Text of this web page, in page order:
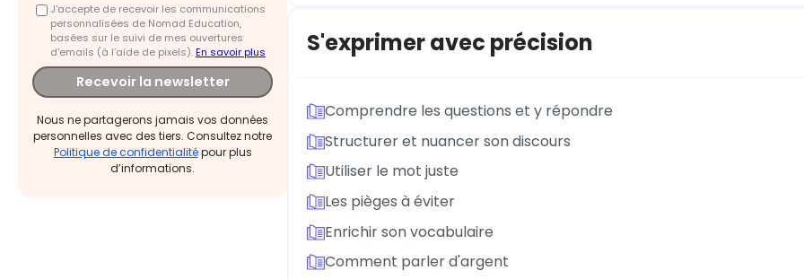
J'accepte de recevoir les communications
personnalisées de Nomad Education,
basées sur le suivi de mes ouvertures
d'emails (à l’aide de pixels).En savoir plus
Recevoir la newsletter
Nous ne partagerons jamais vos données
personnelles avec des tiers. Consultez notre
Politique de confidentialitépour plus
d’informations.
S'exprimer avec précision
Comprendre les questions et y répondre
Structurer et nuancer son discours
Utiliser le mot juste
Les pièges à éviter
Enrichir son vocabulaire
Comment parler d'argent